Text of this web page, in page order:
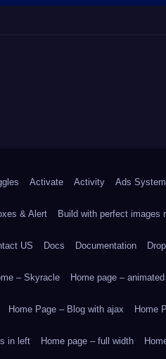
Activate Activity Ads System
& Alert Build with perfect images
US Docs Documentation
– Skyracle Home page – animated
Home Page – Blog with ajax Home
in left Home page – full width